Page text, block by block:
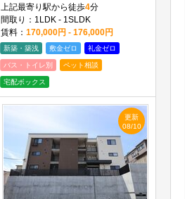
上記最寄り駅から徒歩4分
間取り：1LDK - 1SLDK
賃料： 170,000円 - 176,000円
新築・築浅 敷金ゼロ 礼金ゼロ
バス・トイレ別 ペット相談
宅配ボックス
更新
08/10